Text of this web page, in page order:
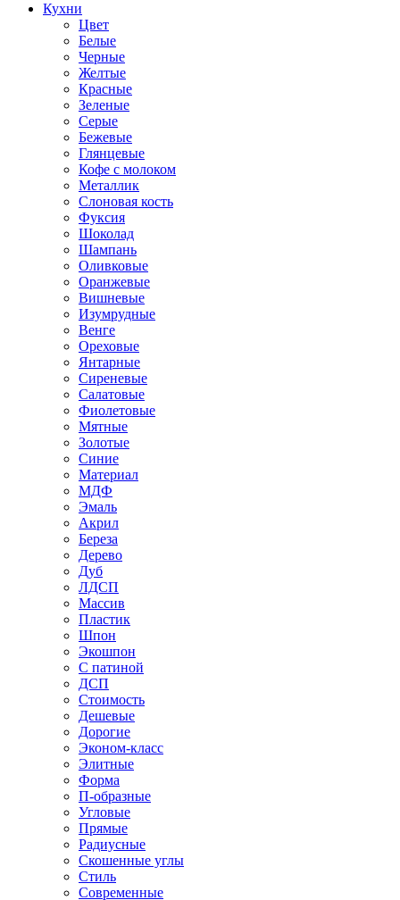
Кухни
Цвет
Белые
Черные
Желтые
Красные
Зеленые
Серые
Бежевые
Глянцевые
Кофе с молоком
Металлик
Слоновая кость
Фуксия
Шоколад
Шампань
Оливковые
Оранжевые
Вишневые
Изумрудные
Венге
Ореховые
Янтарные
Сиреневые
Салатовые
Фиолетовые
Мятные
Золотые
Синие
Материал
МДФ
Эмаль
Акрил
Береза
Дерево
Дуб
ЛДСП
Массив
Пластик
Шпон
Экошпон
С патиной
ДСП
Стоимость
Дешевые
Дорогие
Эконом-класс
Элитные
Форма
П-образные
Угловые
Прямые
Радиусные
Скошенные углы
Стиль
Современные